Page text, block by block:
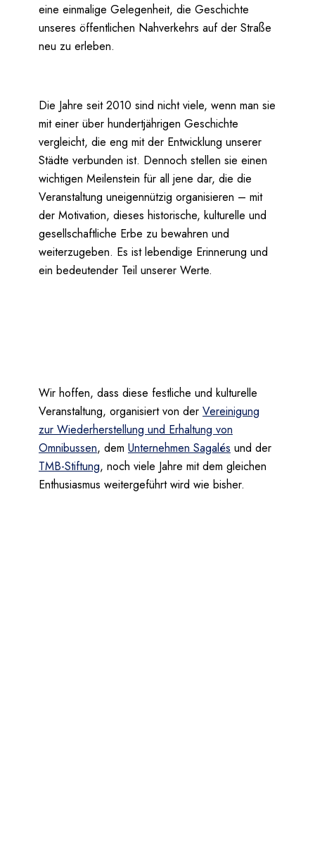
eine einmalige Gelegenheit, die Geschichte
unseres öffentlichen Nahverkehrs auf der Straße
neu zu erleben.
Die Jahre seit 2010 sind nicht viele, wenn man sie
mit einer über hundertjährigen Geschichte
vergleicht, die eng mit der Entwicklung unserer
Städte verbunden ist. Dennoch stellen sie einen
wichtigen Meilenstein für all jene dar, die die
Veranstaltung uneigennützig organisieren – mit
der Motivation, dieses historische, kulturelle und
gesellschaftliche Erbe zu bewahren und
weiterzugeben. Es ist lebendige Erinnerung und
ein bedeutender Teil unserer Werte.
Wir hoffen, dass diese festliche und kulturelle
Veranstaltung, organisiert von der Vereinigung
zur Wiederherstellung und Erhaltung von
Omnibussen, dem Unternehmen Sagalés und der
TMB-Stiftung, noch viele Jahre mit dem gleichen
Enthusiasmus weitergeführt wird wie bisher.